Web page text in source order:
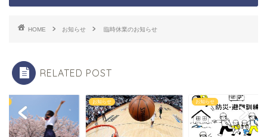
HOME お知らせ 臨時休業のお知らせ
RELATED POST
お知らせ お知らせ